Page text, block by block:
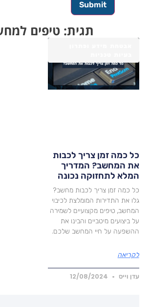
תגית: טיפים למחשב
כמה זמן צריך לכבות
המחשב? המדריך
לתחזוקה נכונה
כמה זמן צריך לכבות מחשב?
את התדירות המומלצת לכיבוי
טיפים מקצועיים לשמירה
ביצועים מיטביים והבינו את
על חיי המחשב שלכם.
וייס 12/08/2024